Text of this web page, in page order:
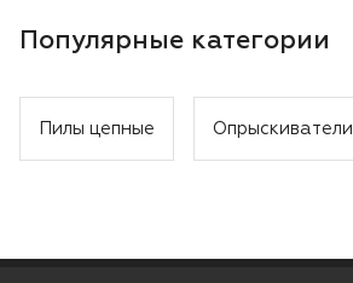
Популярные категории
Пилы цепные Опрыскиватели